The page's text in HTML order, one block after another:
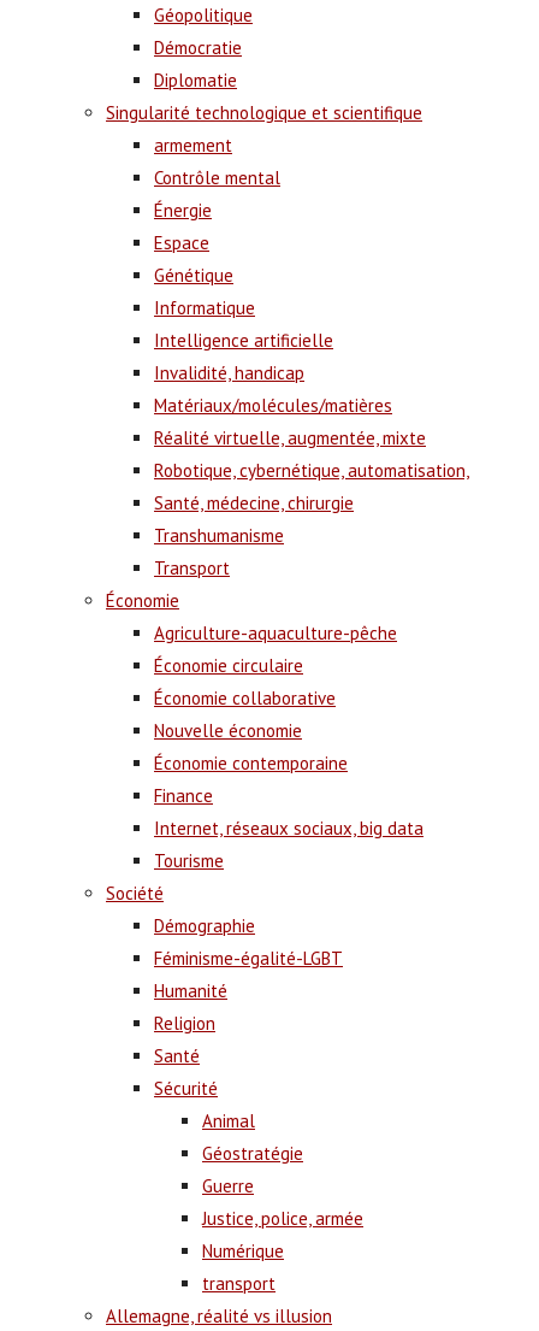
Géopolitique
Démocratie
Diplomatie
Singularité technologique et scientifique
armement
Contrôle mental
Énergie
Espace
Génétique
Informatique
Intelligence artificielle
Invalidité, handicap
Matériaux/molécules/matières
Réalité virtuelle, augmentée, mixte
Robotique, cybernétique, automatisation,
Santé, médecine, chirurgie
Transhumanisme
Transport
Économie
Agriculture-aquaculture-pêche
Économie circulaire
Économie collaborative
Nouvelle économie
Économie contemporaine
Finance
Internet, réseaux sociaux, big data
Tourisme
Société
Démographie
Féminisme-égalité-LGBT
Humanité
Religion
Santé
Sécurité
Animal
Géostratégie
Guerre
Justice, police, armée
Numérique
transport
Allemagne, réalité vs illusion